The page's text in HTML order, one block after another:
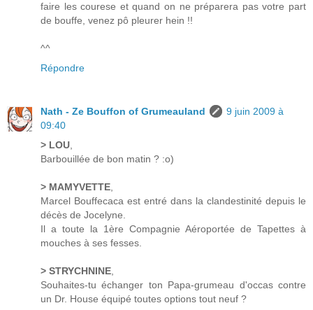
faire les courese et quand on ne préparera pas votre part
de bouffe, venez pô pleurer hein !!
^^
Répondre
Nath - Ze Bouffon of Grumeauland
9 juin 2009 à
09:40
> LOU,
Barbouillée de bon matin ? :o)
> MAMYVETTE,
Marcel Bouffecaca est entré dans la clandestinité depuis le
décès de Jocelyne.
Il a toute la 1ère Compagnie Aéroportée de Tapettes à
mouches à ses fesses.
> STRYCHNINE,
Souhaites-tu échanger ton Papa-grumeau d'occas contre
un Dr. House équipé toutes options tout neuf ?